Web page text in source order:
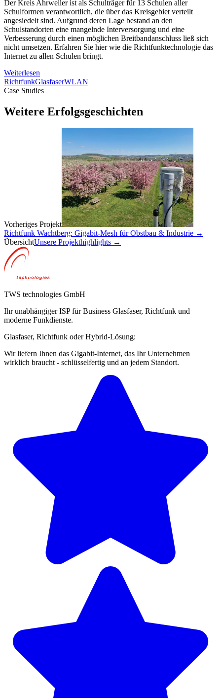
Der Kreis Ahrweiler ist als Schulträger für 13 Schulen aller
Schulformen verantwortlich, die über das Kreisgebiet verteilt
angesiedelt sind. Aufgrund deren Lage bestand an den
Schulstandorten eine mangelnde Interversorgung und eine
Verbesserung durch einen möglichen Breitbandanschluss ließ sich
nicht umsetzen. Erfahren Sie hier wie die Richtfunktechnologie das
Internet zu allen Schulen bringt.
Weiterlesen
RichtfunkGlasfaserWLAN
Case Studies
Weitere Erfolgsgeschichten
Vorheriges Projekt
Richtfunk Wachtberg: Gigabit-Mesh für Obstbau & Industrie →
ÜbersichtUnsere Projekthighlights →
TWS technologies GmbH
Ihr unabhängiger ISP für Business Glasfaser, Richtfunk und
moderne Funkdienste.
Glasfaser, Richtfunk oder Hybrid-Lösung:
Wir liefern Ihnen das Gigabit-Internet, das Ihr Unternehmen
wirklich braucht - schlüsselfertig und an jedem Standort.